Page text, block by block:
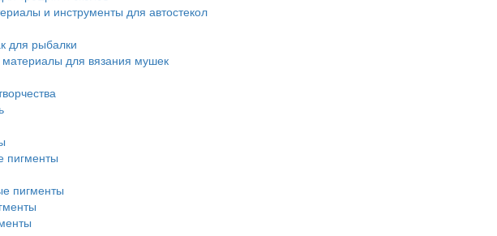
и инструменты для автостекол
для рыбалки
для вязания мушек
пигменты
пигменты